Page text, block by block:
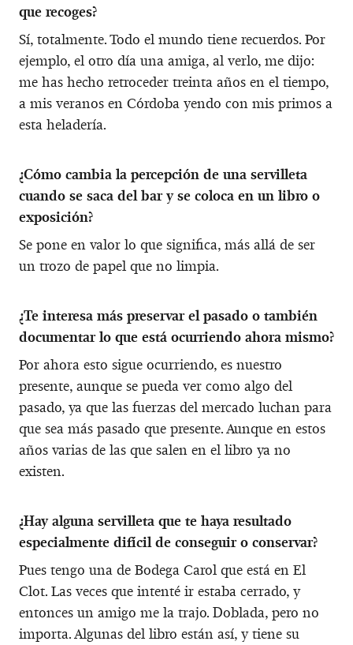
que recoges?
Sí, totalmente. Todo el mundo tiene recuerdos. Por
ejemplo, el otro día una amiga, al verlo, me dijo:
me has hecho retroceder treinta años en el tiempo,
a mis veranos en Córdoba yendo con mis primos a
esta heladería.
¿Cómo cambia la percepción de una servilleta
cuando se saca del bar y se coloca en un libro o
exposición?
Se pone en valor lo que significa, más allá de ser
un trozo de papel que no limpia.
¿Te interesa más preservar el pasado o también
documentar lo que está ocurriendo ahora mismo?
Por ahora esto sigue ocurriendo, es nuestro
presente, aunque se pueda ver como algo del
pasado, ya que las fuerzas del mercado luchan para
que sea más pasado que presente. Aunque en estos
años varias de las que salen en el libro ya no
existen.
¿Hay alguna servilleta que te haya resultado
especialmente difícil de conseguir o conservar?
Pues tengo una de Bodega Carol que está en El
Clot. Las veces que intenté ir estaba cerrado, y
entonces un amigo me la trajo. Doblada, pero no
importa. Algunas del libro están así, y tiene su